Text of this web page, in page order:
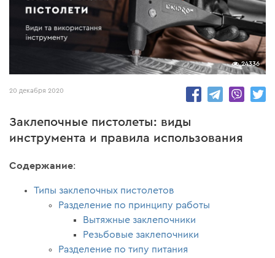
24336
20 декабря 2020
Заклепочные пистолеты: виды
инструмента и правила использования
Содержание:
Типы заклепочных пистолетов
Разделение по принципу работы
Вытяжные заклепочники
Резьбовые заклепочники
Разделение по типу питания